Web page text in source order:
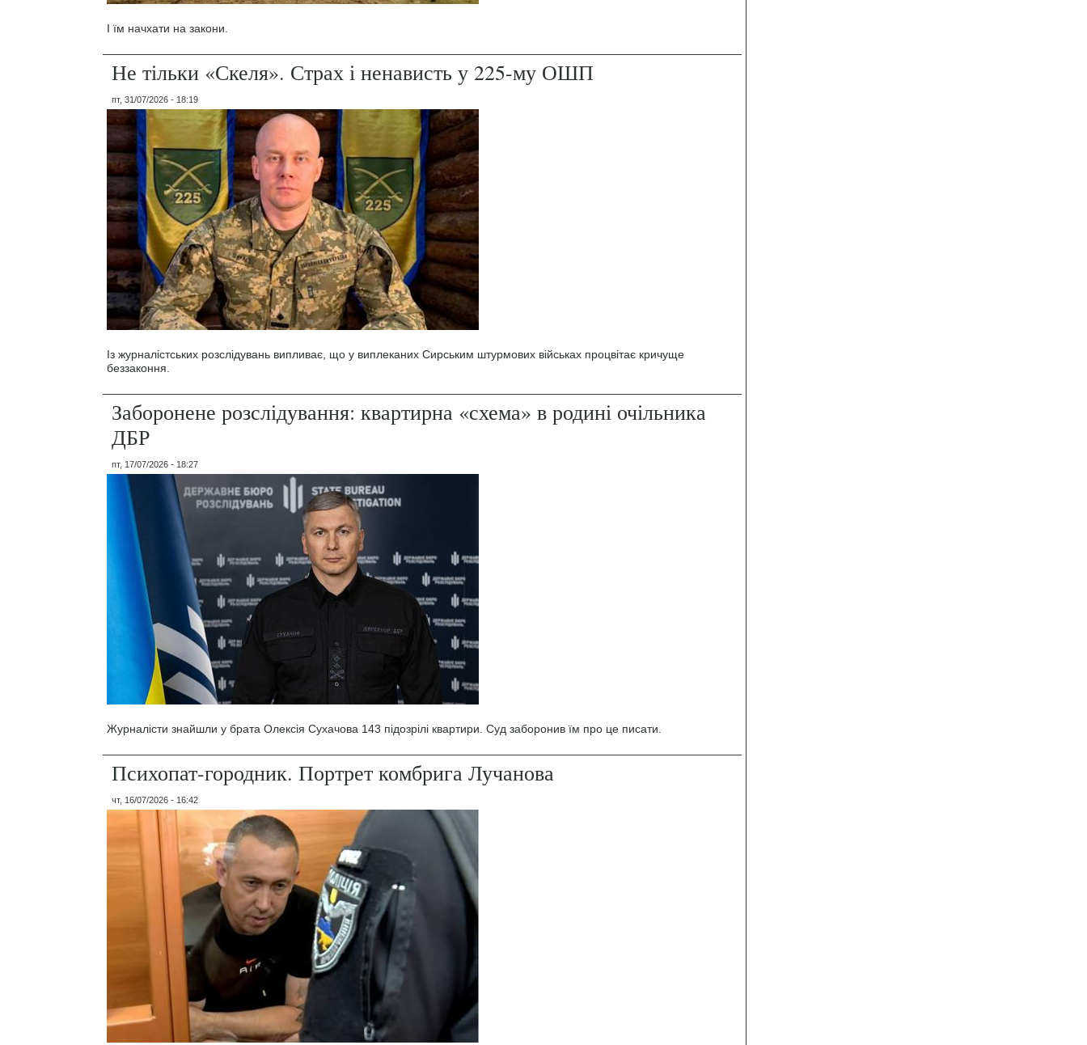
І їм начхати на закони.
Не тільки «Скеля». Страх і ненависть у 225-му ОШП
пт, 31/07/2026 - 18:19
Із журналістських розслідувань випливає, що у виплеканих Сирським штурмових військах процвітає кричуще
беззаконня.
Заборонене розслідування: квартирна «схема» в родині очільника
ДБР
пт, 17/07/2026 - 18:27
Журналісти знайшли у брата Олексія Сухачова 143 підозрілі квартири. Суд заборонив їм про це писати.
Психопат-городник. Портрет комбрига Лучанова
чт, 16/07/2026 - 16:42